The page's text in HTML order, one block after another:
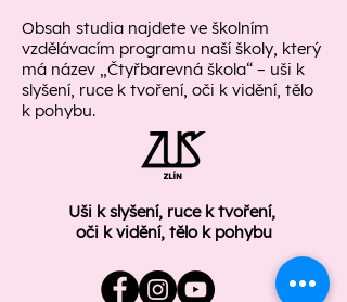
Obsah studia najdete ve školním
vzdělávacím programu naší školy, který
má název „Čtyřbarevná škola“ – uši k
slyšení, ruce k tvoření, oči k vidění, tělo
k pohybu.
Uši k slyšení, ruce k tvoření,
oči k vidění, tělo k pohybu